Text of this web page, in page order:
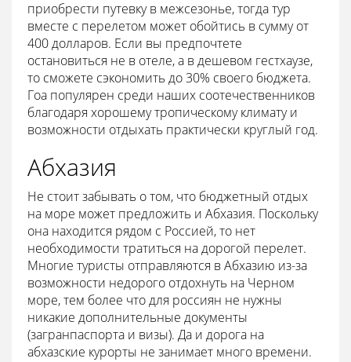
приобрести путевку в межсезонье, тогда тур
вместе с перелетом может обойтись в сумму от
400 долларов. Если вы предпочтете
остановиться не в отеле, а в дешевом гестхаузе,
то сможете сэкономить до 30% своего бюджета.
Гоа популярен среди наших соотечественников
благодаря хорошему тропическому климату и
возможности отдыхать практически круглый год.
Абхазия
Не стоит забывать о том, что бюджетный отдых
на море может предложить и Абхазия. Поскольку
она находится рядом с Россией, то нет
необходимости тратиться на дорогой перелет.
Многие туристы отправляются в Абхазию из-за
возможности недорого отдохнуть на Черном
море, тем более что для россиян не нужны
никакие дополнительные документы
(загранпаспорта и визы). Да и дорога на
абхазские курорты не занимает много времени.